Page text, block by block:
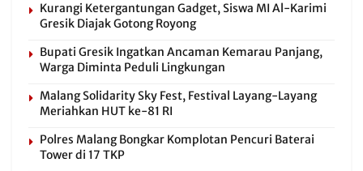
Kurangi Ketergantungan Gadget, Siswa MI Al-Karimi
Gresik Diajak Gotong Royong
Bupati Gresik Ingatkan Ancaman Kemarau Panjang,
Warga Diminta Peduli Lingkungan
Malang Solidarity Sky Fest, Festival Layang-Layang
Meriahkan HUT ke-81 RI
Polres Malang Bongkar Komplotan Pencuri Baterai
Tower di 17 TKP